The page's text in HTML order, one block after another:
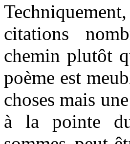
citations
chemin plutôt
poème est
choses mais
à la pointe